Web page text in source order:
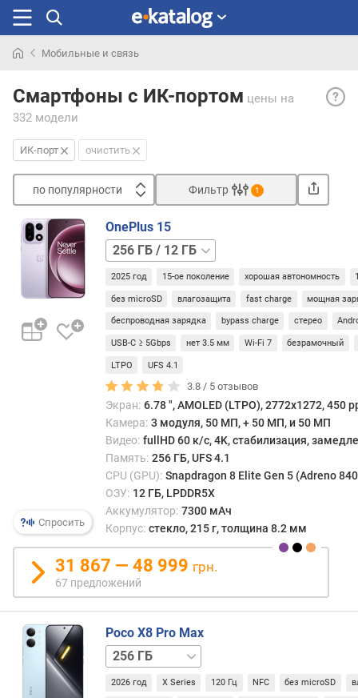
раньше
Мобильные и связь
Смартфоны с ИК-портом цены на
332 модели
ИК-
порт
и
в
ДУ
ИК-порт очистить
по популярности
п
о
у
л
д
е
е
х
к
Фильтр 1
Спросить
OnePlus 15
256 ГБ
/
16 ГБ512 ГБ
12 ГБ
16 ГБ1 ТБ
16 ГБ
2025 год 15-ое поколение хорошая автономность
без microSD влагозащита fast charge мощная
беспроводная зарядка bypass charge стерео
USB-C ≥ 5Gbps нет 3.5 мм Wi-Fi 7 безрамочный
LTPO UFS 4.1
3.8 / 5 отзывов
Экран: 6.78 ", AMOLED (LTPO), 2772x1272, 450
Камера: 3 модуля, 50 МП, + 50 МП, и 50 МП
Видео: fullHD 60 к/с, 4K, стабилизация,
Память: 256 ГБ, UFS 4.1
CPU (GPU): Snapdragon 8 Elite Gen 5 (Adreno
ОЗУ: 12 ГБ, LPDDR5X
Аккумулятор: 7300 мАч
Корпус: стекло, 215 г, толщина 8.2 мм
31 867 — 48 999 грн.
67 предложений
Poco X8 Pro Max
512 ГБ
2026 год X Series 120 Гц NFC без microSD